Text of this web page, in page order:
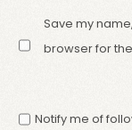
Save my
browser for
Notify me of